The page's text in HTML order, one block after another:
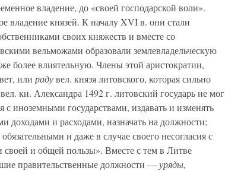
владение, до «своей господарской воли».
владение князей. К началу XVI в. они стали
своих княжеств и вместе со
вельможами образовали землевладельческую
более влиятельную. Члены этой аристократии,
или радувел. князя литовского, которая сильно
кн. Александра 1492 г. литовский государь не мог
с иноземными государствами, издавать и изменять
доходами и расходами, назначать на должности;
и даже в случае своего несогласия с
и общей пользы». Вместе с тем в Литве
правительственные должности —уряды,